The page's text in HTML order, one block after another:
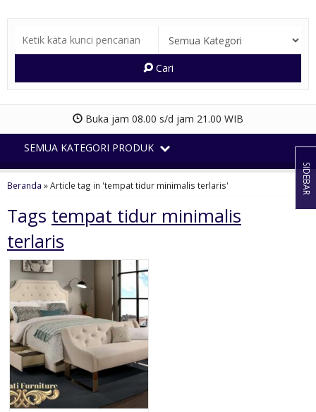
Cari
Buka jam 08.00 s/d jam 21.00 WIB
SEMUA KATEGORI PRODUK
Beranda »Article tag in 'tempat tidur minimalis terlaris'
Tags tempat tidur minimalis
terlaris
SIDEBAR